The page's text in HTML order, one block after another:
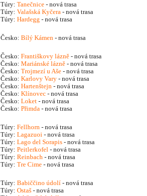
Túry: Tanečnice - nová trasa
Túry: Valašská Kyčera - nová trasa
Túry: Hardegg - nová trasa
Česko: Bílý Kámen - nová trasa
Česko: Františkovy lázně - nová trasa
Česko: Mariánské lázně - nová trasa
Česko: Trojmezí u Aše - nová trasa
Česko: Karlovy Vary - nová trasa
Česko: Hartenštejn - nová trasa
Česko: Klínovec - nová trasa
Česko: Loket - nová trasa
Česko: Přimda - nová trasa
Túry: Fellhorn - nová trasa
Túry: Lagazuoi - nová trasa
Túry: Lago del Sorapis - nová trasa
Túry: Peitlerkofel - nová trasa
Túry: Reinbach - nová trasa
Túry: Tre Cime - nová trasa
Túry: Babiččino údolí - nová trasa
Túry: Ostaš - nová trasa